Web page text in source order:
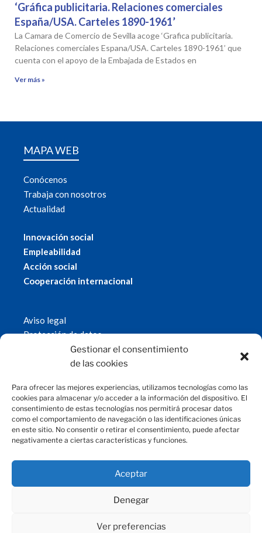
Gestionar el consentimiento
de las cookies
Para ofrecer las mejores experiencias, utilizamos tecnologías como las
cookies para almacenar y/o acceder a la información del dispositivo. El
consentimiento de estas tecnologías nos permitirá procesar datos
como el comportamiento de navegación o las identificaciones únicas
en este sitio. No consentir o retirar el consentimiento, puede afectar
negativamente a ciertas características y funciones.
Aceptar
Denegar
Ver preferencias
‘Gráfica publicitaria. Relaciones comerciales
España/USA. Carteles 1890-1961’
La Camara de Comercio de Sevilla acoge ‘Grafica publicitaria.
Relaciones comerciales Espana/USA. Carteles 1890-1961’ que
cuenta con el apoyo de la Embajada de Estados en
Ver más »
MAPA WEB
Conócenos
Trabaja con nosotros
Actualidad
Innovación social
Empleabilidad
Acción social
Cooperación internacional
Aviso legal
Protección de datos
Política de cookies
© 2019 Fundación Magtel.
CONTACTO
fundacion@magtel.es
Parque Empresarial Las Quemadas
C/Gabriel Ramos Bejarano, 114
14014 Córdoba